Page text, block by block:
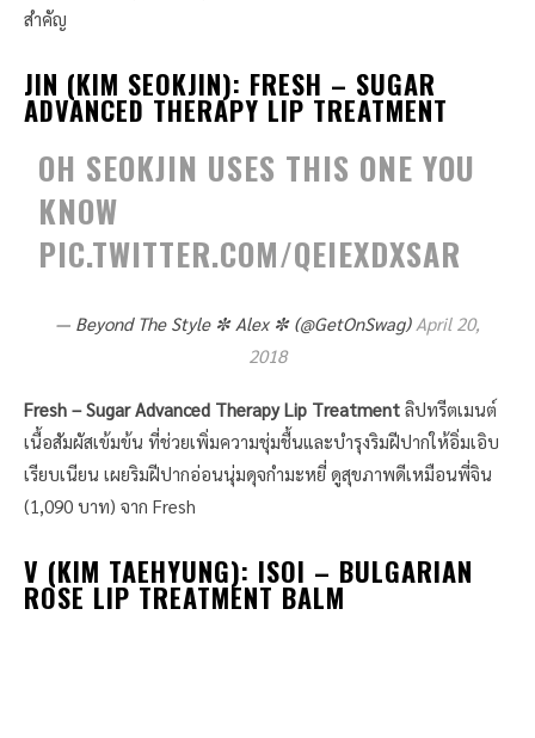
สำคัญ
JIN (KIM SEOKJIN): FRESH – SUGAR
ADVANCED THERAPY LIP TREATMENT
OH SEOKJIN USES THIS ONE YOU
KNOW
PIC.TWITTER.COM/QEIEXDXSAR
— Beyond The Style ✼ Alex ✼ (@GetOnSwag) April 20,
2018
Fresh – Sugar Advanced Therapy Lip Treatment ลิปทรีตเมนต์
เนื้อสัมผัสเข้มข้น ที่ช่วยเพิ่มความชุ่มชื้นและบำรุงริมฝีปากให้อิ่มเอิบ
เรียบเนียน เผยริมฝีปากอ่อนนุ่มดุจกำมะหยี่ ดูสุขภาพดีเหมือนพี่จิน
(1,090 บาท) จาก Fresh
V (KIM TAEHYUNG): ISOI – BULGARIAN
ROSE LIP TREATMENT BALM